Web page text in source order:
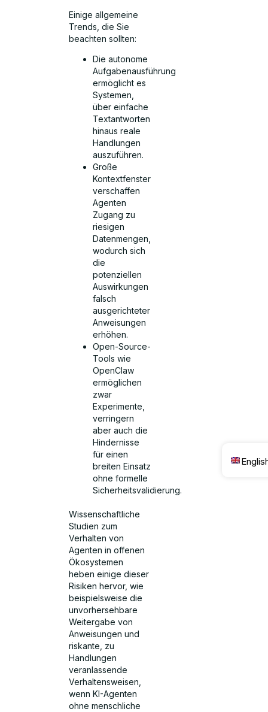
Einige allgemeine
Trends, die Sie
beachten sollten:
Die autonome
Aufgabenausführung
ermöglicht es
Systemen,
über einfache
Textantworten
hinaus reale
Handlungen
auszuführen.
Große
Kontextfenster
verschaffen
Agenten
Zugang zu
riesigen
Datenmengen,
wodurch sich
die
potenziellen
Auswirkungen
falsch
ausgerichteter
Anweisungen
erhöhen.
Open-Source-
Tools wie
OpenClaw
ermöglichen
zwar
Experimente,
verringern
aber auch die
Hindernisse
für einen
breiten Einsatz
ohne formelle
Sicherheitsvalidierung.
Wissenschaftliche
Studien zum
Verhalten von
Agenten in offenen
Ökosystemen
heben einige dieser
Risiken hervor, wie
beispielsweise die
unvorhersehbare
Weitergabe von
Anweisungen und
riskante, zu
Handlungen
veranlassende
Verhaltensweisen,
wenn KI-Agenten
ohne menschliche